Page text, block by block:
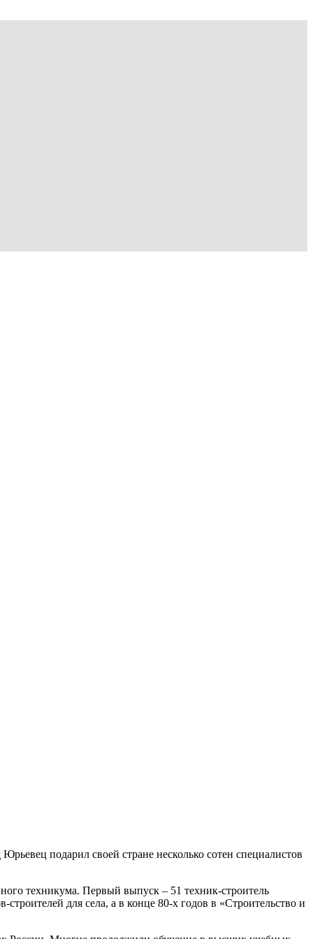
подарил своей стране несколько сотен специалистов
техникума. Первый выпуск – 51 техник-строитель
строителей для села, а в конце 80-х годов в «Строительство и